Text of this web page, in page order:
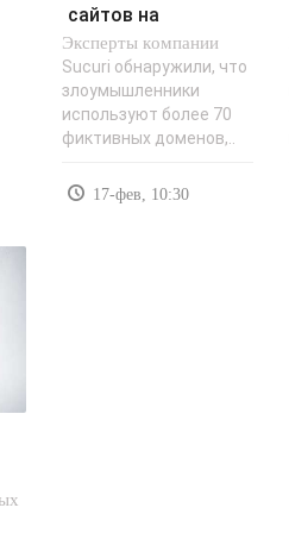
сайтов на
WordPress
оказались
заражены..
Эксперты компании
Sucuri обнаружили, что
злоумышленники
используют более 70
фиктивных доменов,..
17-фев, 10:30